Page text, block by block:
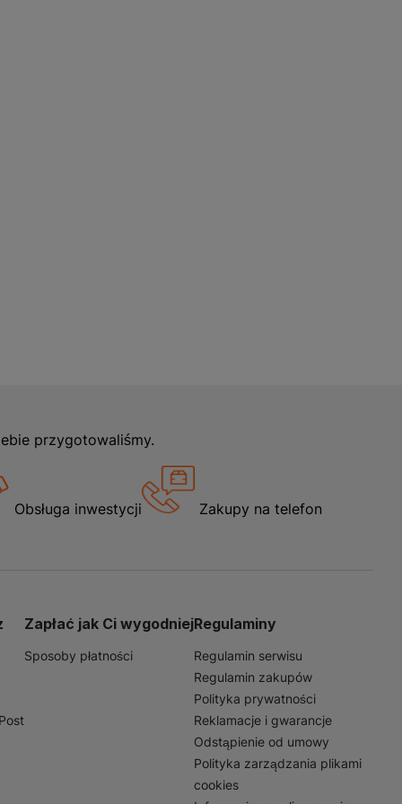
przygotowaliśmy.
Obsługa inwestycji Zakupy na telefon
Zapłać jak Ci wygodniej
Sposoby płatności
Regulaminy
Regulamin serwisu
Regulamin zakupów
Polityka prywatności
Reklamacje i gwarancje
Odstąpienie od umowy
Polityka zarządzania plikami
cookies